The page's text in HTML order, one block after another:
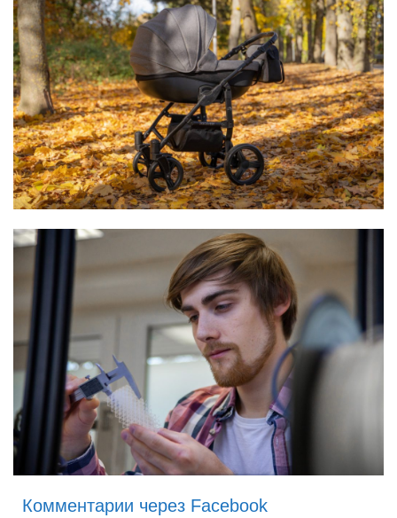
Комментарии через Facebook